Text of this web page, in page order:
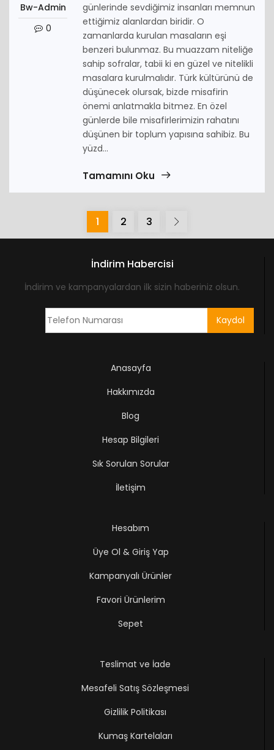
Bw-Admin
0
günlerinde sevdiğimiz insanları memnun
ettiğimiz alanlardan biridir. O
zamanlarda kurulan masaların eşi
benzeri bulunmaz. Bu muazzam niteliğe
sahip sofralar, tabii ki en güzel ve nitelikli
masalara kurulmalıdır. Türk kültürünü de
düşünecek olursak, bizde misafirin
önemi anlatmakla bitmez. En özel
günlerde bile misafirlerimizin rahatını
düşünen bir toplum yapısına sahibiz. Bu
yüzd...
Tamamını Oku
1 2 3
İndirim Habercisi
İndirim ve kampanyalardan ilk sizin haberiniz olsun.
Anasayfa
Hakkımızda
Blog
Hesap Bilgileri
Sık Sorulan Sorular
İletişim
Hesabım
Üye Ol & Giriş Yap
Kampanyalı Ürünler
Favori Ürünlerim
Sepet
Teslimat ve İade
Mesafeli Satış Sözleşmesi
Gizlilik Politikası
Kumaş Kartelaları